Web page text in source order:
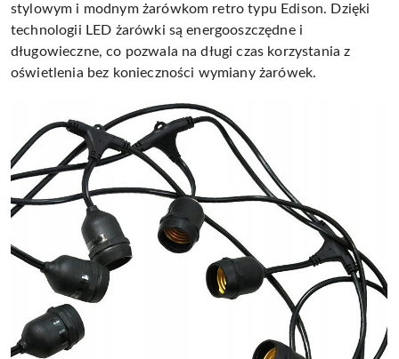
stylowym i modnym żarówkom retro typu Edison. Dzięki
technologii LED żarówki są energooszczędne i
długowieczne, co pozwala na długi czas korzystania z
oświetlenia bez konieczności wymiany żarówek.